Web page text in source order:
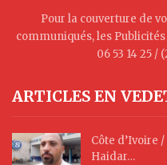
Pour la couverture de
communiqués, les
06 53 14 25 /
ARTICLES EN
Côte d’Ivoire
Haidar…